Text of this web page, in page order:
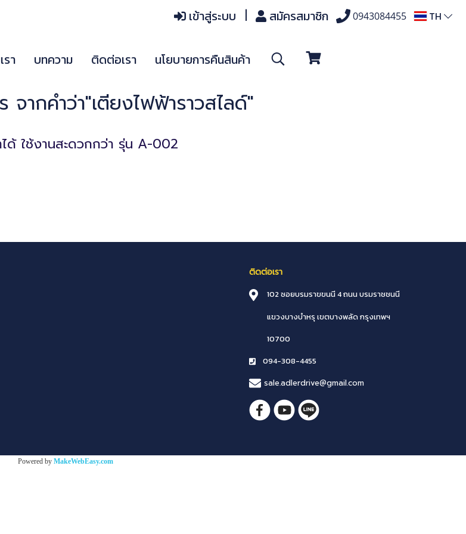
เข้าสู่ระบบ สมัครสมาชิก 0943084455 TH
รา บทความ ติดต่อเรา นโยบายการคืนสินค้า
จากคำว่า"เตียงไฟฟ้าราวสไลด์"
ใช้งานสะดวกกว่า รุ่น A-002
ติดต่อเรา
102 ซอยบรมราขขนนี 4 ถนน บรมราชชนนี
แขวงบางบำหรุ เขตบางพลัดกรุงเทพฯ
10700
094-308-4455
sale.adlerdrive@gmail.com
Powered by MakeWebEasy.com